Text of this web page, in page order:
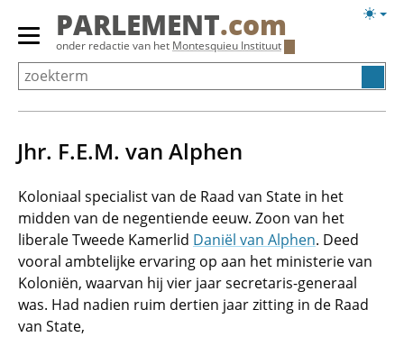
Overslaan
Primair
menu
tonen/verbergen
PARLEMENT.com
onder redactie van het Montesquieu Instituut
Jhr. F.E.M. van Alphen
Koloniaal specialist van de Raad van State in het
midden van de negentiende eeuw. Zoon van het
liberale Tweede Kamerlid Daniël van Alphen. Deed
vooral ambtelijke ervaring op aan het ministerie van
Koloniën, waarvan hij vier jaar secretaris-generaal
was. Had nadien ruim dertien jaar zitting in de Raad
van State,